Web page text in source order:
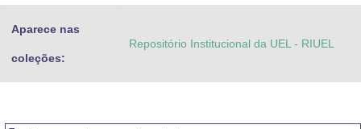
Aparece nas
coleções:
Repositório Institucional da UEL - RIUEL